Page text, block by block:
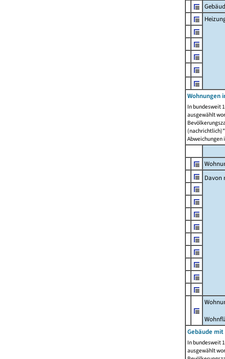
Wohnungen
In bundesweit
ausgewählt
Abweichungen
Davon
Gebäude
In bundesweit
ausgewählt